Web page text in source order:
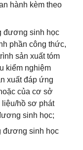
hành kèm theo
đương sinh học
phần công thức,
sản xuất tóm
kiểm nghiệm
xuất đáp ứng
của cơ sở
liệu/hồ sơ phát
sinh học;
đương sinh học